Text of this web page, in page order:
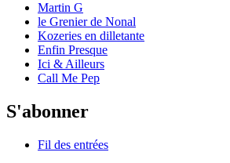
Martin G
le Grenier de Nonal
Kozeries en dilletante
Enfin Presque
Ici & Ailleurs
Call Me Pep
S'abonner
Fil des entrées